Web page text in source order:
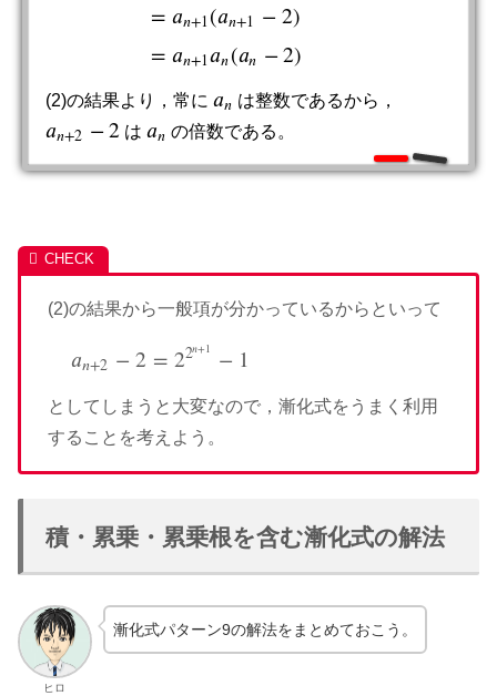
= 𝑎𝑛+1(𝑎𝑛+1 −2)
= 𝑎𝑛+1𝑎𝑛(𝑎𝑛 −2)
12 −2an+1= a n +1( an
(2)の結果より，常に𝑎𝑛
an は整数であるから，
𝑎𝑛+2 −2
an+2 −2 は𝑎𝑛
an の倍数である。
(2)の結果から一般項が分かっているからといって
𝑎𝑛+2 − 2 = 22𝑛+1 − 1
n+ 2− 2= 22 n+1− 1
としてしまうと大変なので，漸化式をうまく利用
することを考えよう。
積・累乗・累乗根を含む漸化式の解法
ヒロ
漸化式パターン9の解法をまとめておこう。